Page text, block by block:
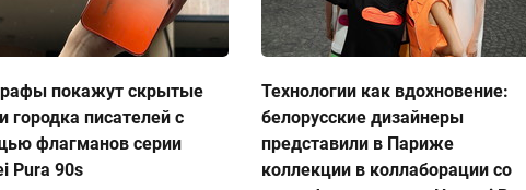
покажут скрытые
городка писателей с
флагманов серии
Pura 90s
Технологии как вдохновение:
белорусские дизайнеры
представили в Париже
коллекции в коллаборации со